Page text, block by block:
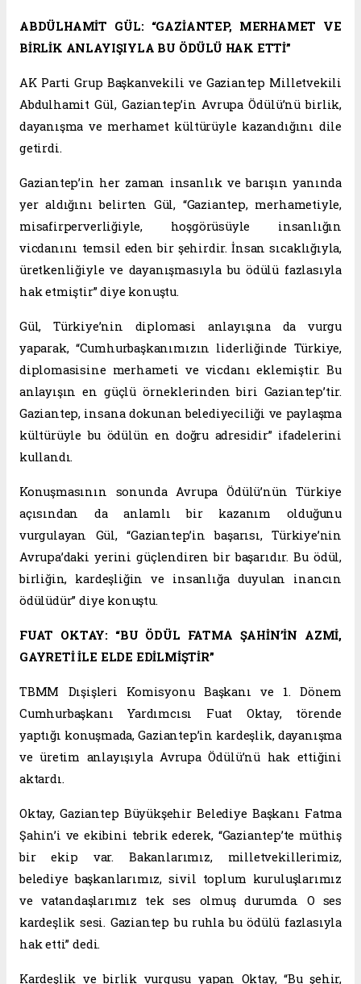
ABDÜLHAMİT GÜL: “GAZİANTEP, MERHAMET VE
BİRLİK ANLAYIŞIYLA BU ÖDÜLÜ HAK ETTİ”
AK Parti Grup Başkanvekili ve Gaziantep Milletvekili
Abdulhamit Gül, Gaziantep’in Avrupa Ödülü’nü birlik,
dayanışma ve merhamet kültürüyle kazandığını dile
getirdi.
Gaziantep’in her zaman insanlık ve barışın yanında
yer aldığını belirten Gül, “Gaziantep, merhametiyle,
misafirperverliğiyle, hoşgörüsüyle insanlığın
vicdanını temsil eden bir şehirdir. İnsan sıcaklığıyla,
üretkenliğiyle ve dayanışmasıyla bu ödülü fazlasıyla
hak etmiştir” diye konuştu.
Gül, Türkiye’nin diplomasi anlayışına da vurgu
yaparak, “Cumhurbaşkanımızın liderliğinde Türkiye,
diplomasisine merhameti ve vicdanı eklemiştir. Bu
anlayışın en güçlü örneklerinden biri Gaziantep’tir.
Gaziantep, insana dokunan belediyeciliği ve paylaşma
kültürüyle bu ödülün en doğru adresidir” ifadelerini
kullandı.
Konuşmasının sonunda Avrupa Ödülü’nün Türkiye
açısından da anlamlı bir kazanım olduğunu
vurgulayan Gül, “Gaziantep’in başarısı, Türkiye’nin
Avrupa’daki yerini güçlendiren bir başarıdır. Bu ödül,
birliğin, kardeşliğin ve insanlığa duyulan inancın
ödülüdür” diye konuştu.
FUAT OKTAY: “BU ÖDÜL FATMA ŞAHİN’İN AZMİ,
GAYRETİ İLE ELDE EDİLMİŞTİR”
TBMM Dışişleri Komisyonu Başkanı ve 1. Dönem
Cumhurbaşkanı Yardımcısı Fuat Oktay, törende
yaptığı konuşmada, Gaziantep’in kardeşlik, dayanışma
ve üretim anlayışıyla Avrupa Ödülü’nü hak ettiğini
aktardı.
Oktay, Gaziantep Büyükşehir Belediye Başkanı Fatma
Şahin’i ve ekibini tebrik ederek, “Gaziantep’te müthiş
bir ekip var. Bakanlarımız, milletvekillerimiz,
belediye başkanlarımız, sivil toplum kuruluşlarımız
ve vatandaşlarımız tek ses olmuş durumda. O ses
kardeşlik sesi. Gaziantep bu ruhla bu ödülü fazlasıyla
hak etti” dedi.
Kardeşlik ve birlik vurgusu yapan Oktay, “Bu şehir,